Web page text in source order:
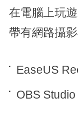
在電腦上玩
帶有網路攝
EaseUS
OBS Studio